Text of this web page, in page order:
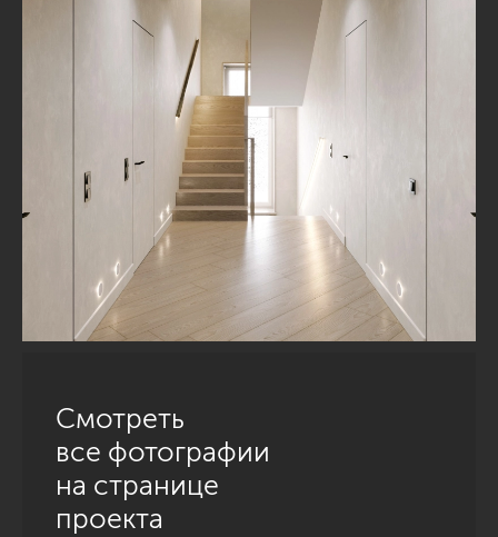
Смотреть
все фотографии
на странице
проекта